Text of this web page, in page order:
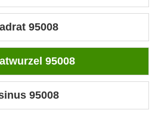
95008
95008
95008